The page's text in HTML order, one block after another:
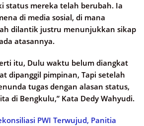
status mereka telah berubah. Ia
di media sosial, di mana
dilantik justru menunjukkan sikap
atasannya.
itu, Dulu waktu belum diangkat
dipanggil pimpinan, Tapi setelah
tugas dengan alasan status,
di Bengkulu,” Kata Dedy Wahyudi.
PWI Terwujud, Panitia